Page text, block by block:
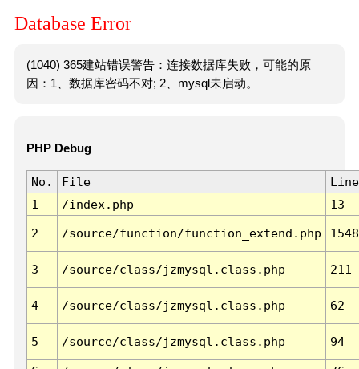
Database Error
(1040) 365建站错误警告：连接数据库失败，可能的原
因：1、数据库密码不对; 2、mysql未启动。
PHP Debug
No. File
Line
1
/index.php 13
2 /source/function/function_extend.php 1548
3 /source/class/jzmysql.class.php 211
4 /source/class/jzmysql.class.php 62
5 /source/class/jzmysql.class.php 94